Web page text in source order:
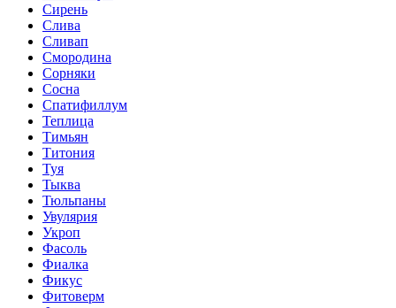
Сирень
Слива
Сливап
Смородина
Сорняки
Сосна
Спатифиллум
Теплица
Тимьян
Титония
Туя
Тыква
Тюльпаны
Увулярия
Укроп
Фасоль
Фиалка
Фикус
Фитоверм